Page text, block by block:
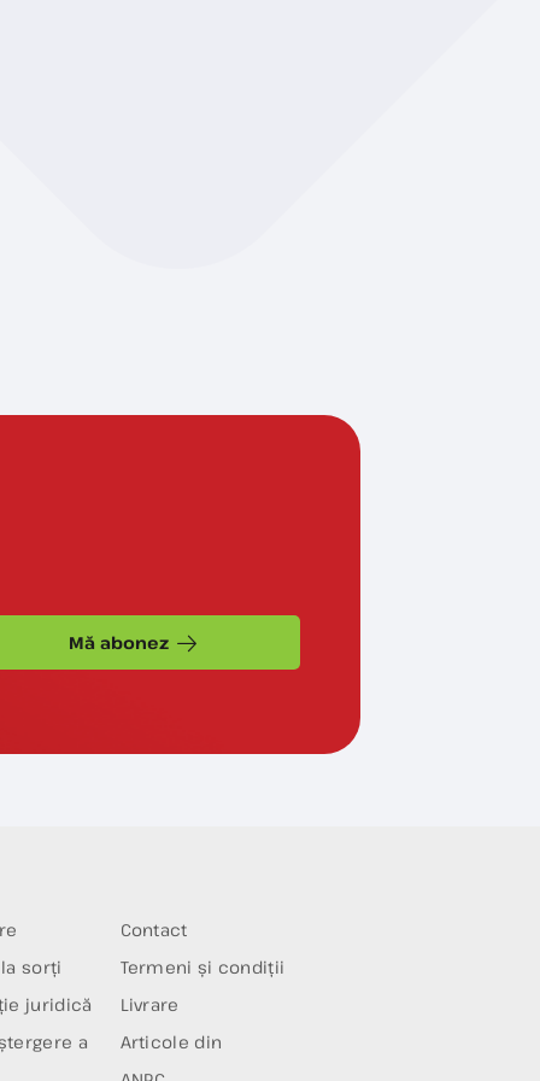
Mă abonez
Contact
sorți
Termeni și condiții
juridică
Livrare
a
Articole din